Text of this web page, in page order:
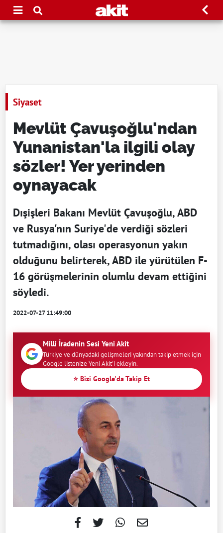
Siyaset
Mevlüt Çavuşoğlu'ndan
Yunanistan'la ilgili olay
sözler! Yer yerinden
oynayacak
Dışişleri Bakanı Mevlüt Çavuşoğlu, ABD
ve Rusya'nın Suriye'de verdiği sözleri
tutmadığını, olası operasyonun yakın
olduğunu belirterek, ABD ile yürütülen F-
16 görüşmelerinin olumlu devam ettiğini
söyledi.
2022-07-27 11:49:00
Milli İradenin Sesi Yeni Akit
Türkiye ve dünyadaki gelişmeleri yakından takip etmek için
Google listenize Yeni Akit'i ekleyin.
⭐ Bizi Google'da Takip Et